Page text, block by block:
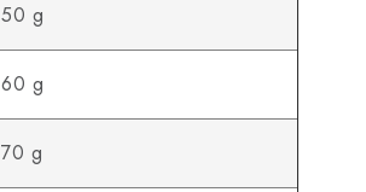
50 g
60 g
70 g